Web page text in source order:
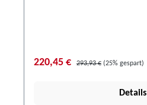
220,45 € 293,93 € (25% gespart)
Details